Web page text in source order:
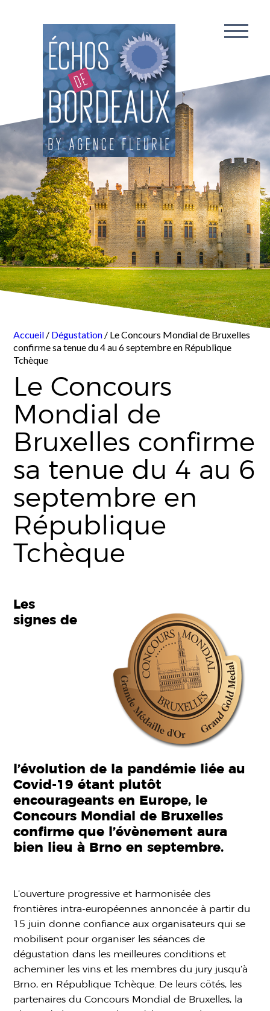
Accueil / Dégustation / Le Concours Mondial de Bruxelles
confirme sa tenue du 4 au 6 septembre en République
Tchèque
Le Concours
Mondial de
Bruxelles confirme
sa tenue du 4 au 6
septembre en
République
Tchèque
Les
signes de
l’évolution de la pandémie liée au
Covid-19 étant plutôt
encourageants en Europe, le
Concours Mondial de Bruxelles
confirme que l’évènement aura
bien lieu à Brno en septembre.
L’ouverture progressive et harmonisée des
frontières intra-européennes annoncée à partir du
15 juin donne confiance aux organisateurs qui se
mobilisent pour organiser les séances de
dégustation dans les meilleures conditions et
acheminer les vins et les membres du jury jusqu’à
Brno, en République Tchèque. De leurs côtés, les
partenaires du Concours Mondial de Bruxelles, la